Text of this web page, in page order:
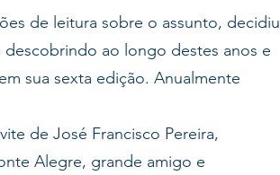
de leitura sobre o assunto, decidiu
ao longo destes anos e
sua sexta edição. Anualmente
de José Francisco Pereira,
Alegre, grande amigo e